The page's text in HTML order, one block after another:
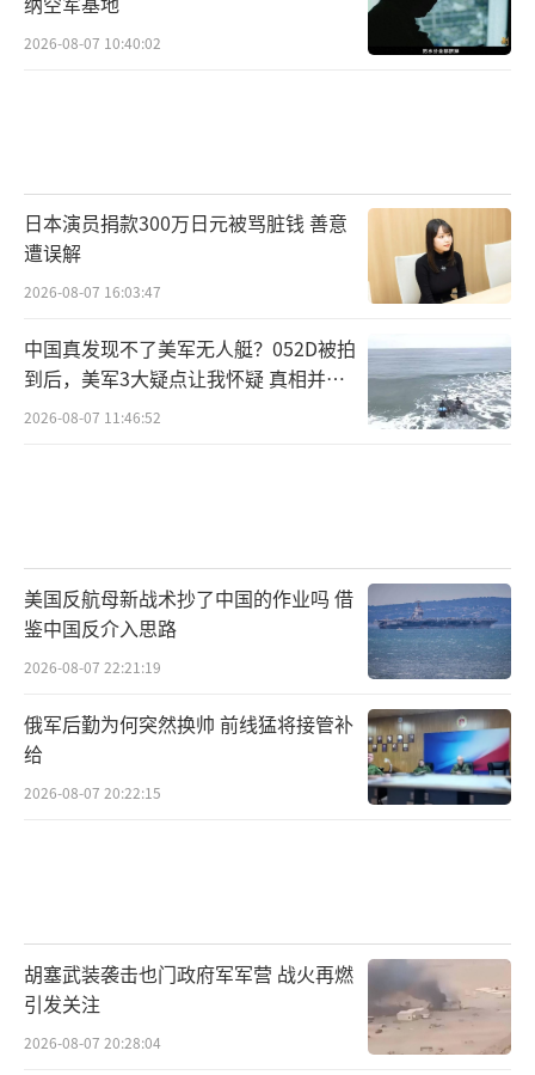
2026-08-07 10:40:02
日本演员捐款300万日元被骂脏钱 善意
遭误解
2026-08-07 16:03:47
中国真发现不了美军无人艇？052D被拍
到后，美军3大疑点让我怀疑 真相并非
如此
2026-08-07 11:46:52
美国反航母新战术抄了中国的作业吗 借
鉴中国反介入思路
2026-08-07 22:21:19
俄军后勤为何突然换帅 前线猛将接管补
给
2026-08-07 20:22:15
胡塞武装袭击也门政府军军营 战火再燃
引发关注
2026-08-07 20:28:04